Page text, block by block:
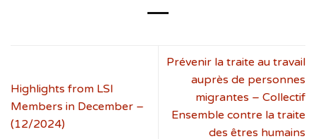
Highlights from LSI
Members in December –
(12/2024)
Prévenir la traite au travail
auprès de personnes
migrantes – Collectif
Ensemble contre la traite
des êtres humains